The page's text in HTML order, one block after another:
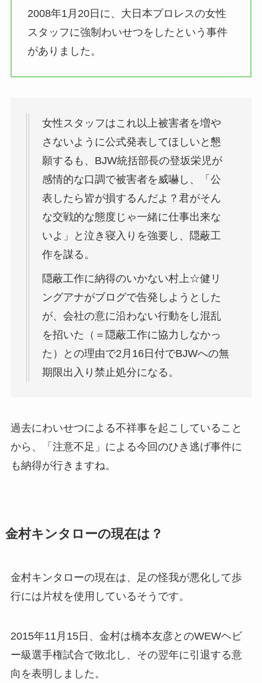
2008年1月20日に、大日本プロレスの女性
スタッフに強制わいせつをしたという事件
がありました。
女性スタッフはこれ以上被害者を増や
さないように公式発表してほしいと懇
願するも、BJW統括部長の登坂栄児が
感情的な口調で被害者を威嚇し、「公
表したら皆が損するんだよ？君がそん
な交戦的な態度じゃ一緒に仕事出来な
いよ」と泣き寝入りを強要し、隠蔽工
作を謀る。
隠蔽工作に納得のいかない村上☆健リ
ングアナがブログで告発しようとした
が、会社の意に沿わない行動をし混乱
を招いた（＝隠蔽工作に協力しなかっ
た）との理由で2月16日付でBJWへの無
期限出入り禁止処分になる。
過去にわいせつによる不祥事を起こしていること
から、「注意不足」による今回のひき逃げ事件に
も納得が行きますね。
金村キンタローの現在は？
金村キンタローの現在は、足の怪我が悪化して歩
行には片杖を使用しているそうです。
2015年11月15日、金村は橋本友彦とのWEWヘビ
ー級選手権試合で敗北し、その翌年に引退する意
向を表明しました。